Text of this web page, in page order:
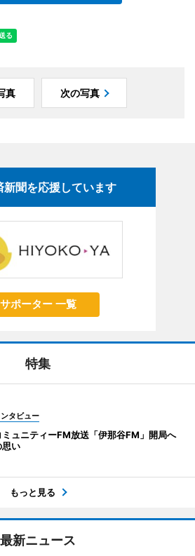
真 次の写真
新聞を応援しています
サポーター 一覧
特集
タビュー
ミュニティーFM放送「伊那谷FM」開局へ
思い
もっと見る
最新ニュース